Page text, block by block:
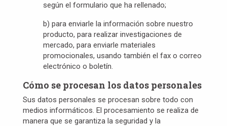
según el formulario que ha rellenado;
b) para enviarle la información sobre nuestro
producto, para realizar investigaciones de
mercado, para enviarle materiales
promocionales, usando también el fax o correo
electrónico o boletín.
Cómo se procesan los datos personales
Sus datos personales se procesan sobre todo con
medios informáticos. El procesamiento se realiza de
manera que se garantiza la seguridad y la